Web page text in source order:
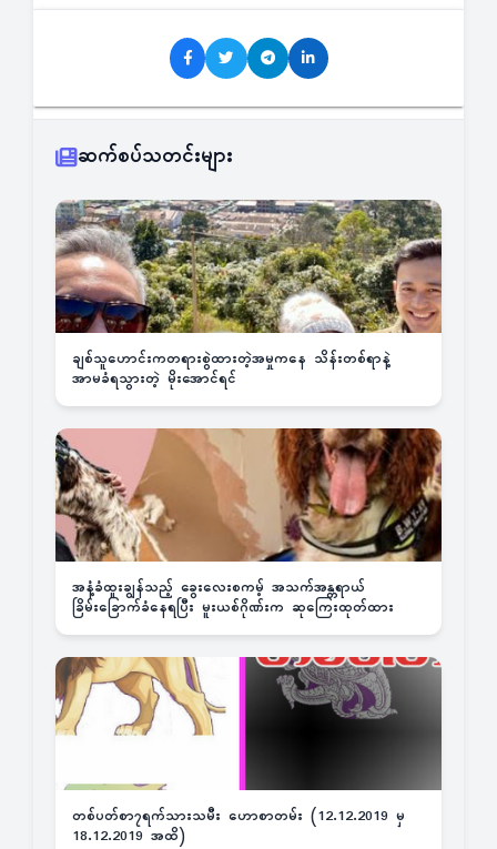
ဆက်စပ်သတင်းများ
ချစ်သူဟောင်းကတရားစွဲထားတဲ့အမှုကနေ သိန်းတစ်ရာနဲ့
အာမခံရသွားတဲ့ မိုးအောင်ရင်
အနံ့ခံထူးချွန်သည့် ခွေးလေးစကမ့် အသက်အန္တရာယ်
ခြိမ်းခြောက်ခံနေရပြီး မူးယစ်ဂိုဏ်းက ဆုကြေးထုတ်ထား
တစ်ပတ်စာ၇ရက်သားသမီး ဟောစာတမ်း (12.12.2019 မှ
18.12.2019 အထိ)